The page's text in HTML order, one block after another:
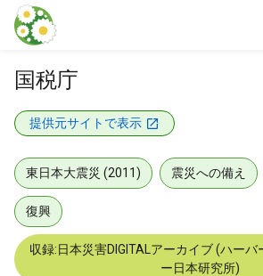
本文に飛ぶ
国税庁
提供元サイトで表示
東日本大震災 (2011) 震災への備え
復興
収録:日本災害DIGITALアーカイブ (ハー
ー日本研究所)